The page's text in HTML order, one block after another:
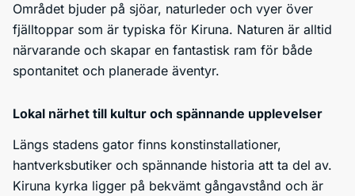
Området bjuder på sjöar, naturleder och vyer över
fjälltoppar som är typiska för Kiruna. Naturen är alltid
närvarande och skapar en fantastisk ram för både
spontanitet och planerade äventyr.
Lokal närhet till kultur och spännande upplevelser
Längs stadens gator finns konstinstallationer,
hantverksbutiker och spännande historia att ta del av.
Kiruna kyrka ligger på bekvämt gångavstånd och är